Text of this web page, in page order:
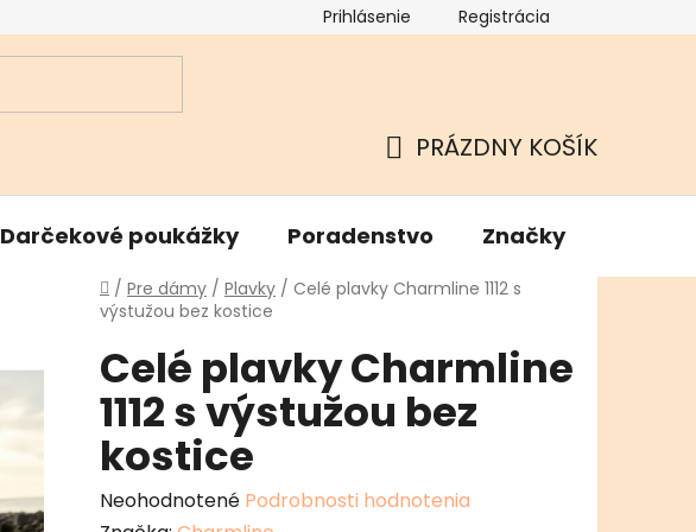
Podmienky ochrany osobných údajov
Prihlásenie Registrácia
KOŠÍK
PRÁZDNY KOŠÍK
Darčekové poukážky Poradenstvo Značky
Domov
/ Pre dámy / Plavky / Celé plavky Charmline 1112 s
výstužou bez kostice
Celé plavky Charmline
1112 s výstužou bez
kostice
Priemerné
Neohodnotené Podrobnosti hodnotenia